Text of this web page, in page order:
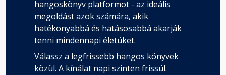
hangoskönyv platformot - az ideális
megoldást azok számára, akik
hatékonyabbá és hatásosabbá akarják
tenni mindennapi életüket.
Válassz a legfrissebb hangos könyvek
közül. A kínálat napi szinten frissül.